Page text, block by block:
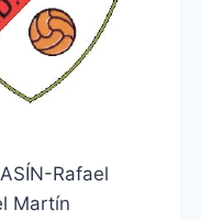
Rafael
Martín